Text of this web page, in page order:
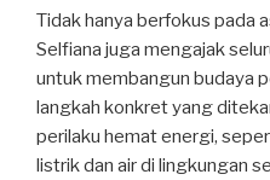
Tidak hanya berfokus pada
Selfiana juga mengajak
untuk membangun budaya
langkah konkret yang
perilaku hemat energi,
listrik dan air di lingkungan